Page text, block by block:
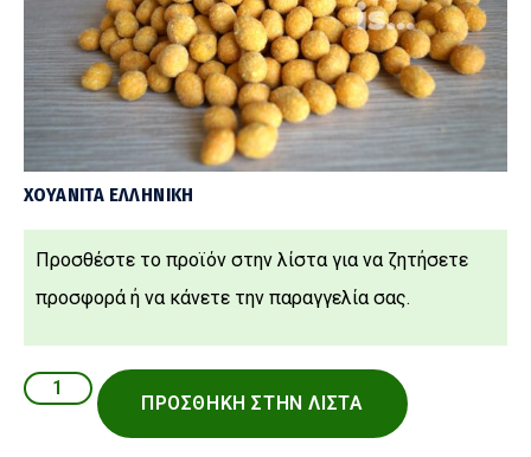
ΧΟΥΑΝΙΤΑ ΕΛΛΗΝΙΚΗ
Προσθέστε τo προϊόν στην λίστα για να ζητήσετε
προσφορά ή να κάνετε την παραγγελία σας.
ΠΡΟΣΘΉΚΗ ΣΤΗΝ ΛΊΣΤΑ